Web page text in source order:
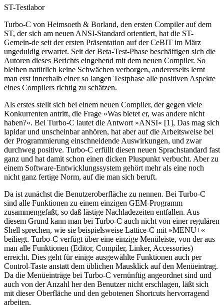
ST-Testlabor
Turbo-C von Heimsoeth & Borland, den ersten Compiler auf dem
ST, der sich am neuen ANSI-Standard orientiert, hat die ST-
Gemein-de seit der ersten Präsentation auf der CeBIT im März
ungeduldig erwartet. Seit der Beta-Test-Phase beschäftigen sich die
Autoren dieses Berichts eingehend mit dem neuen Compiler. So
bleiben natürlich keine Schwächen verborgen, andererseits lernt
man erst innerhalb einer so langen Testphase alle positiven Aspekte
eines Compilers richtig zu schätzen.
Als erstes stellt sich bei einem neuen Compiler, der gegen viele
Konkurrenten antritt, die Frage »Was bietet er, was andere nicht
haben?«. Bei Turbo-C lautet die Antwort »ANSI« [1], Das mag sich
lapidar und unscheinbar anhören, hat aber auf die Arbeitsweise bei
der Programmierung einschneidende Auswirkungen, und zwar
durchweg positive. Turbo-C erfüllt diesen neuen Sprachstandard fast
ganz und hat damit schon einen dicken Pluspunkt verbucht. Aber zu
einem Software-Entwicklungssystem gehört mehr als eine noch
nicht ganz fertige Norm, auf die man sich beruft.
Da ist zunächst die Benutzeroberfläche zu nennen. Bei Turbo-C
sind alle Funktionen zu einem einzigen GEM-Programm
zusammengefaßt, so daß lästige Nachladezeiten entfallen. Aus
diesem Grund kann man bei Turbo-C auch nicht von einer regulären
Shell sprechen, wie sie beispielsweise Lattice-C mit »MENU+«
beiliegt. Turbo-C verfügt über eine einzige Menüleiste, von der aus
man alle Funktionen (Editor, Compiler, Linker, Accessories)
erreicht. Dies geht für einige ausgewählte Funktionen auch per
Control-Taste anstatt dem üblichen Mausklick auf den Menüeintrag.
Da die Menüeinträge bei Turbo-C vernünftig angeordnet sind und
auch von der Anzahl her den Benutzer nicht erschlagen, läßt sich
mit dieser Oberfläche und den gebotenen Shortcuts hervorragend
arbeiten.